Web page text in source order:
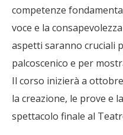
competenze
voce e la
aspetti saranno cruciali
palcoscenico e per
Il corso inizierà a
la creazione, le prove e
spettacolo finale al